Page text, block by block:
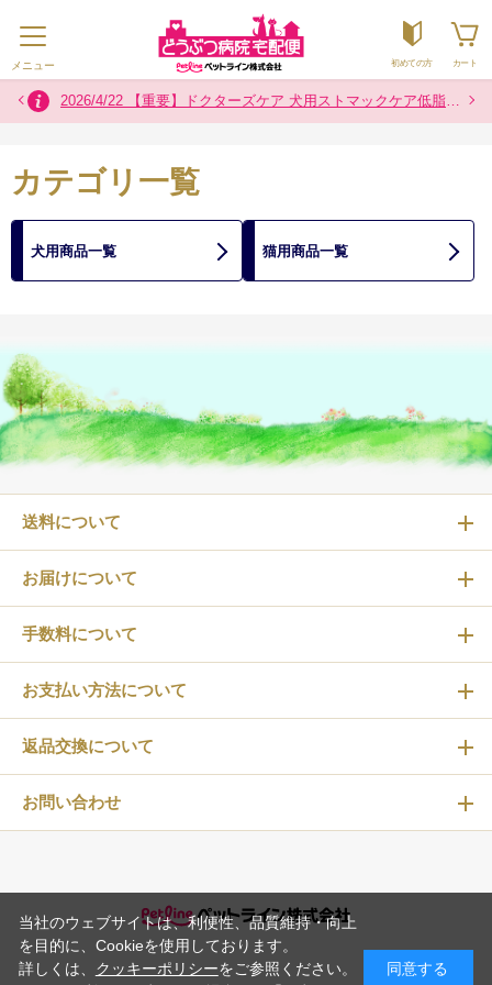
メニュー 初めての方 カート
2026/7/29 熊本県熊本地方を震源とする地震の影響によるお荷物のお届けについて2026/4/22 【重要】ドクターズケア 犬用ストマックケア低脂肪８００g製品 内袋の色一部変更のお知らせ
2026/7/16 お盆の配送について 2024/12/2 「カスタマーハラスメントに対する基本方針」に関するお知らせ
カテゴリ一覧
犬用商品一覧 猫用商品一覧
送料について
お届けについて
手数料について
お支払い方法について
返品交換について
お問い合わせ
当社のウェブサイトは、利便性、品質維持・向上
を目的に、Cookieを使用しております。
詳しくは、 クッキーポリシーをご参照ください。
同意する